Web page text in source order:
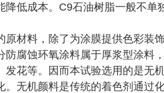
低成本。C9石油树脂一般不单
原材料，除了为涂膜提供色彩装
腐蚀环氧涂料属于厚浆型涂料
花等。因而本试验选用的是无
。无机颜料是传统的着色剂通过